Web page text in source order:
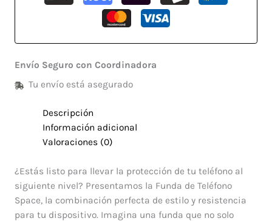
Envío Seguro con Coordinadora
Tu envío está asegurado
Descripción
Información adicional
Valoraciones (0)
¿Estás listo para llevar la protección de tu teléfono al
siguiente nivel? Presentamos la Funda de Teléfono
Space, la combinación perfecta de estilo y resistencia
para tu dispositivo. Imagina una funda que no solo